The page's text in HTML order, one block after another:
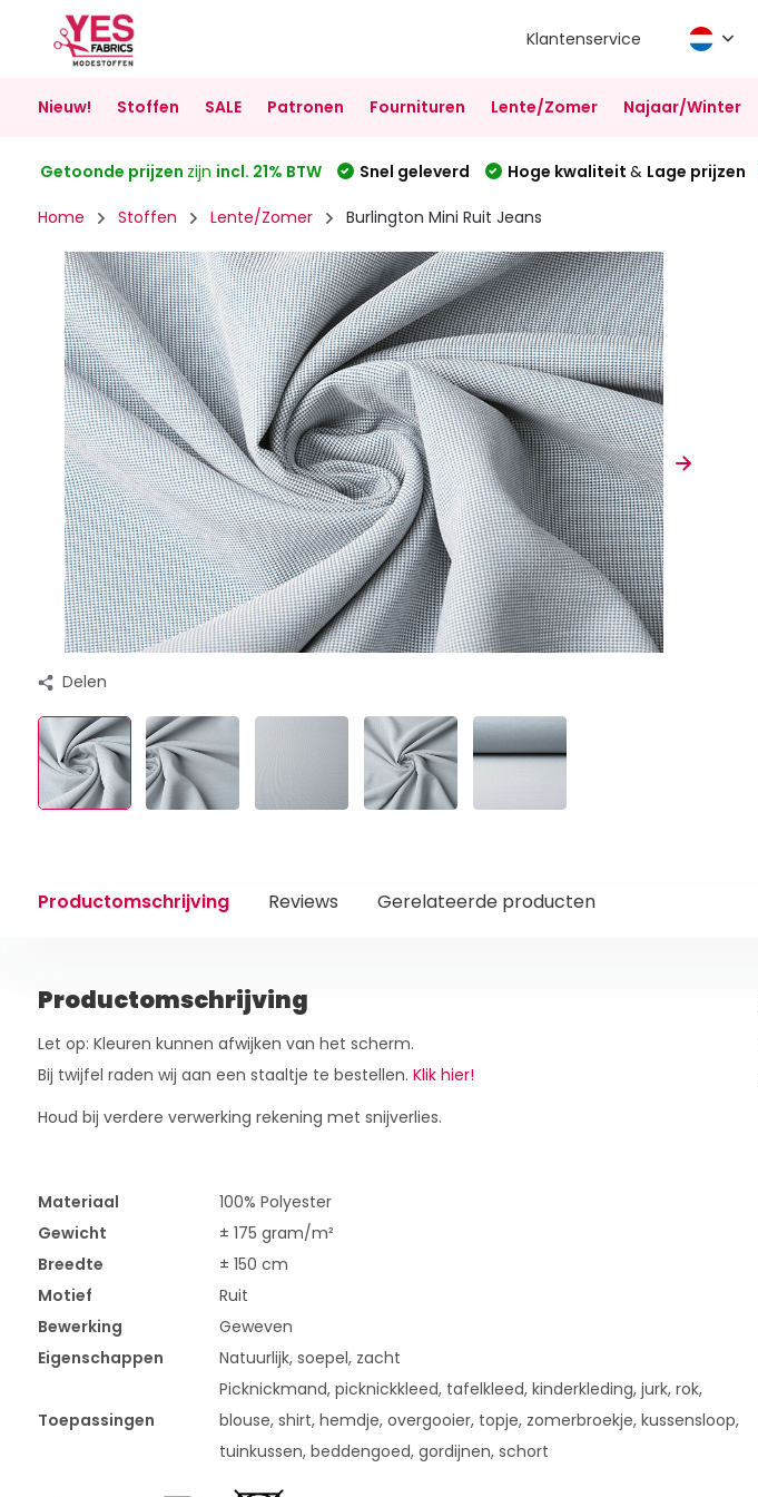
Klantenservice
Nieuw! Stoffen SALE Patronen Fournituren Lente/Zomer Najaar/Winter
Getoonde prijzen zijn incl. 21% BTW Snel geleverd Hoge kwaliteit & Lage prijzen
Home Stoffen Lente/Zomer Burlington Mini Ruit Jeans
Delen
Productomschrijving Reviews Gerelateerde producten
Productomschrijving
Let op: Kleuren kunnen afwijken van het scherm.
Bij twijfel raden wij aan een staaltje te bestellen. Klik hier!
Houd bij verdere verwerking rekening met snijverlies.
Materiaal
100% Polyester
Gewicht
± 175 gram/m²
Breedte
± 150 cm
Motief
Ruit
Bewerking
Geweven
Eigenschappen
Natuurlijk, soepel, zacht
Toepassingen
Picknickmand, picknickkleed, tafelkleed, kinderkleding, jurk, rok,
blouse, shirt, hemdje, overgooier, topje, zomerbroekje, kussensloop,
tuinkussen, beddengoed, gordijnen, schort